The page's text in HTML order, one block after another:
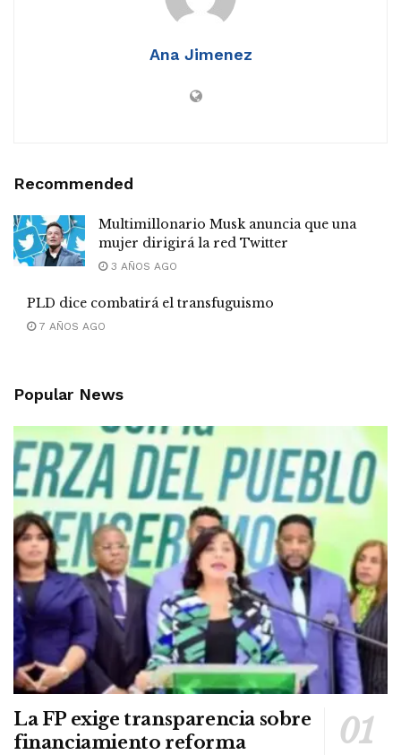
Ana Jimenez
Recommended
Multimillonario Musk anuncia que una
mujer dirigirá la red Twitter
3 AÑOS AGO
PLD dice combatirá el transfuguismo
7 AÑOS AGO
Popular News
La FP exige transparencia sobre
financiamiento reforma